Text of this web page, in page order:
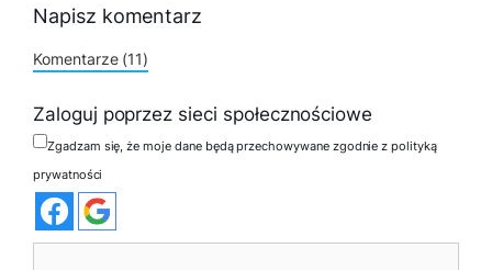
Napisz komentarz
Komentarze (11)
Zaloguj poprzez sieci społecznościowe
Zgadzam się, że moje dane będą przechowywane zgodnie z polityką
prywatności